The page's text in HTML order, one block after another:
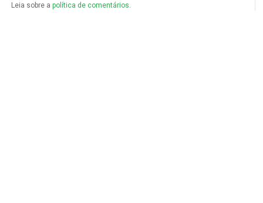
Leia sobre apolítica de comentários